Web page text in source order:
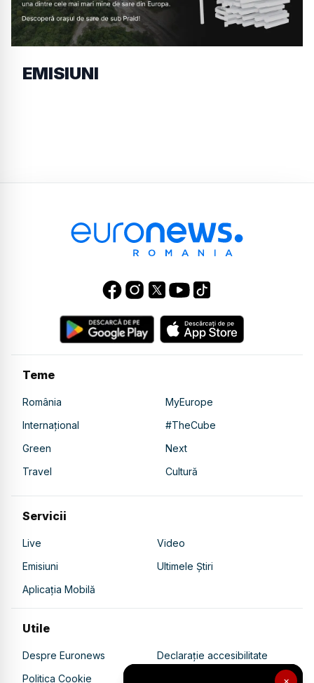
×
EMISIUNI
Teme
România
MyEurope
Internațional
#TheCube
Green
Next
Travel
Cultură
Servicii
Live
Video
Emisiuni
Ultimele Știri
Aplicația Mobilă
Utile
Despre Euronews
Declarație accesibilitate
Politica Cookie
Politica de confidențialitate